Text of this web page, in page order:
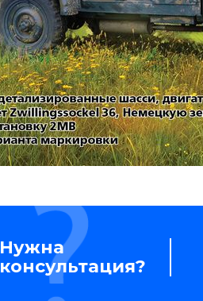
Нужна
консультация?